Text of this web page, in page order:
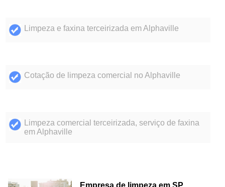
Limpeza e faxina terceirizada em Alphaville
Cotação de limpeza comercial no Alphaville
Limpeza comercial terceirizada, serviço de faxina
em Alphaville